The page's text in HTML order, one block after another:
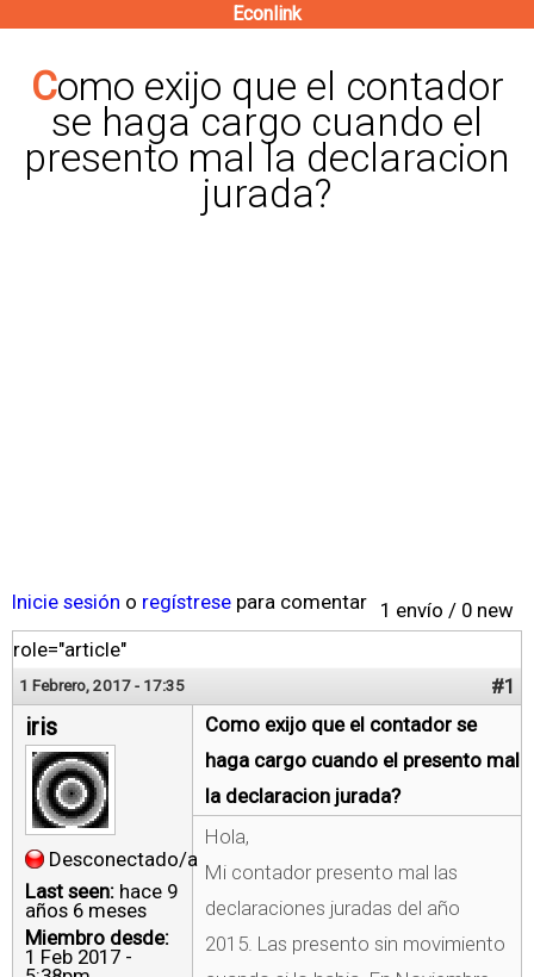
contenido
principal
Econlink
Como exijo que el contador
se haga cargo cuando el
presento mal la declaracion
jurada?
1 envío / 0 new
Inicie sesión o regístrese para comentar
role="article"
1 Febrero, 2017 - 17:35 #1
iris
Desconectado/a
Last seen: hace 9
años 6 meses
Miembro desde:
1 Feb 2017 -
Como exijo que el contador se
haga cargo cuando el presento mal
la declaracion jurada?
Hola,
Mi contador presento mal las
declaraciones juradas del año
2015. Las presento sin movimiento